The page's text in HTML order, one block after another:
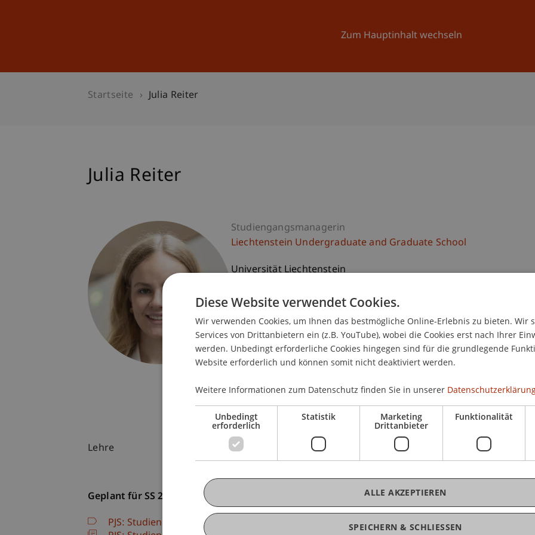
Zum Hauptinhalt wechseln
Universität Aktuelles
Startseite Julia Reiter
Julia Reiter
Studiengangsmanagerin
Liechtenstein Undergraduate and Graduate School
Universität Liechtenstein
9490 Vaduz
Liechtenstein
T. +423 265 13 15
julia.reiter@uni.li
Lehre
Geplant für SS 26
PJS: Studienreise 2
(Modul)
Diese Website verwendet Cookies.
Wir verwenden Cookies, um Ihnen das bestmögliche Online-Erlebnis zu bieten. Wir
Services von Drittanbietern ein (z.B. YouTube), wobei die Cookies erst nach Ihrer
werden. Unbedingt erforderliche Cookies hingegen sind für die grundlegende
Website erforderlich und können somit nicht deaktiviert werden.
Weitere Informationen zum Datenschutz finden Sie in unserer
Unbedingt
erforderlich
Statistik Marketing
Drittanbieter
Funktionalität
SPEICHERN & SCHLIESSEN
ALLE AKZEPTIEREN